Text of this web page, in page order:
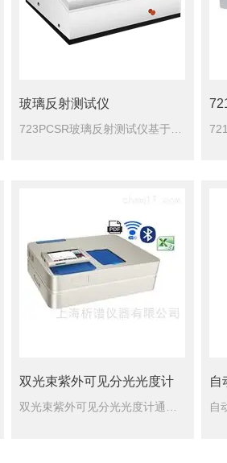
零件无须工具，维修方便。可联接电脑进
玻璃反射测试仪
双光束紫外可见分光光度计
双光束紫外可见分光光度计通常由以下组成部分构成：光源、单色器、样品室、检测器和数据处理系统。其中，光源提供光线，并通过单色器分离出所需波长的光。样品室则包括一个用于容纳样品的透明室，以及可以调节传输路...